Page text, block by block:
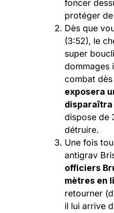
foncer
protéger de
Dès que
(3:52), le
super
dommages
combat
exposera
disparaîtra
dispose de
détruire.
Une fois
antigrav
officiers
mètres en
retourner
il lui arrive